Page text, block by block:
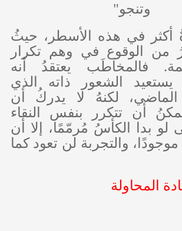
وتنجو"
أكثر في هذه الأسطر، حيثُ
من الوقوع في وهم تكرار
فالمخاطَب يعتقدُ أنه
الشعور ذاته الذي
الماضي، لكنهُ لا يدركُ أن
يُمكنُ أن تتكرر بنفس النقاء
لو بدا الكأسُ مُرمّمًا، إلا أن
والتجربة لن تعود كما
المحاولة